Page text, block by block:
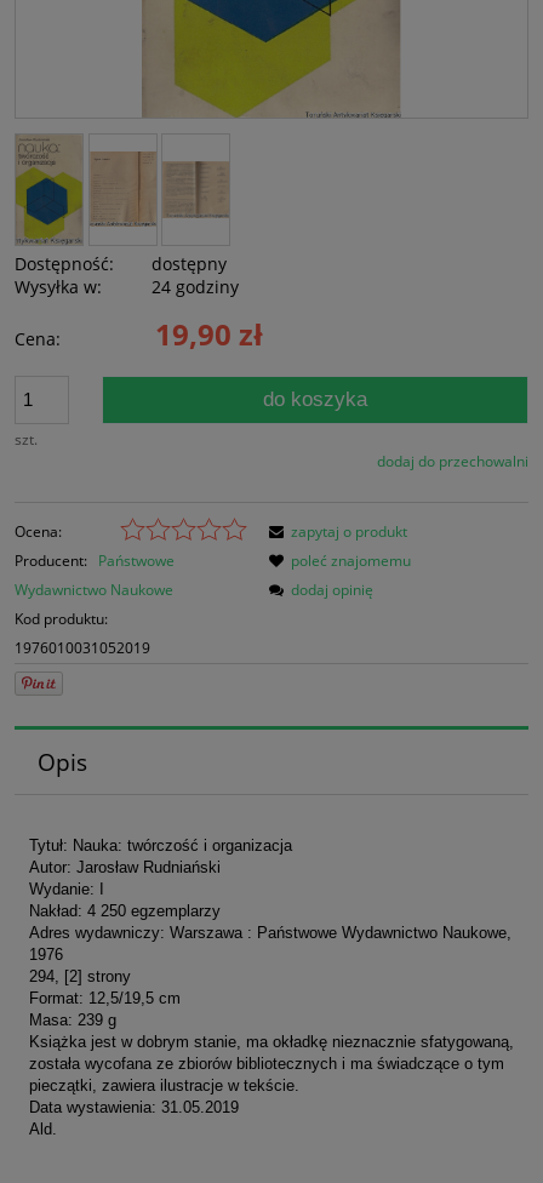
Dostępność:
dostępny
Wysyłka w:
24 godziny
Cena: 19,90 zł
szt.
do koszyka
dodaj do przechowalni
Ocena:
Producent:
Państwowe
Wydawnictwo Naukowe
Kod produktu:
1976010031052019
zapytaj o produkt
poleć znajomemu
dodaj opinię
Opis
Tytuł: Nauka: twórczość i organizacja
Autor: Jarosław Rudniański
Wydanie: I
Nakład: 4 250 egzemplarzy
Adres wydawniczy: Warszawa : Państwowe Wydawnictwo Naukowe,
1976
294, [2] strony
Format: 12,5/19,5 cm
Masa: 239 g
Książka jest w dobrym stanie, ma okładkę nieznacznie sfatygowaną,
została wycofana ze zbiorów bibliotecznych i ma świadczące o tym
pieczątki, zawiera ilustracje w tekście.
Data wystawienia: 31.05.2019
Ald.